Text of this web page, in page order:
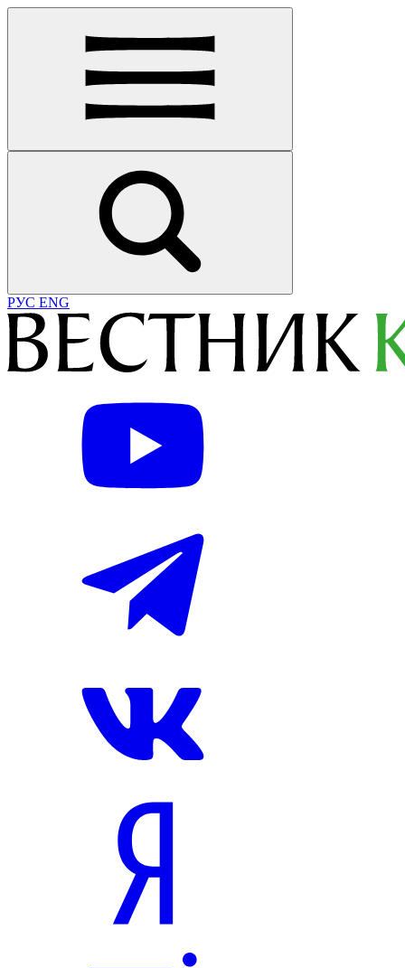
РУС ENG